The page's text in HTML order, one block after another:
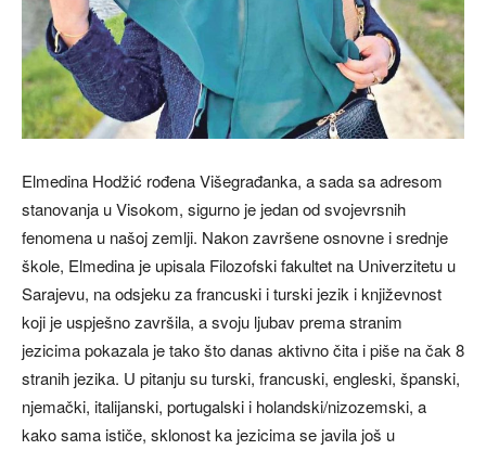
Elmedina Hodžić rođena Višegrađanka, a sada sa adresom
stanovanja u Visokom, sigurno je jedan od svojevrsnih
fenomena u našoj zemlji. Nakon završene osnovne i srednje
škole, Elmedina je upisala Filozofski fakultet na Univerzitetu u
Sarajevu, na odsjeku za francuski i turski jezik i književnost
koji je uspješno završila, a svoju ljubav prema stranim
jezicima pokazala je tako što danas aktivno čita i piše na čak 8
stranih jezika. U pitanju su turski, francuski, engleski, španski,
njemački, italijanski, portugalski i holandski/nizozemski, a
kako sama ističe, sklonost ka jezicima se javila još u